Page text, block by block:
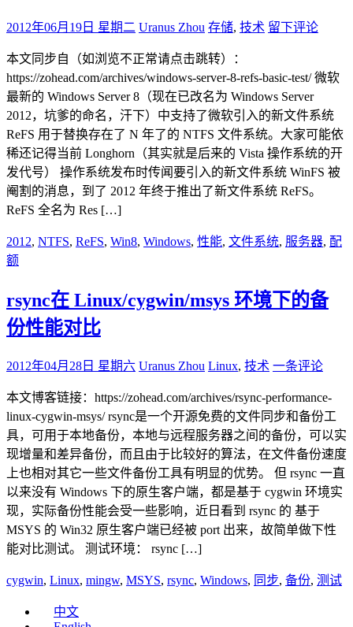
2012年06月19日 星期二 Uranus Zhou 存储, 技术 留下评论
本文同步自（如浏览不正常请点击跳转）：
https://zohead.com/archives/windows-server-8-refs-basic-test/ 微软
最新的 Windows Server 8（现在已改名为 Windows Server
2012，坑爹的命名，汗下）中支持了微软引入的新文件系统
ReFS 用于替换存在了 N 年了的 NTFS 文件系统。大家可能依
稀还记得当前 Longhorn（其实就是后来的 Vista 操作系统的开
发代号） 操作系统发布时传闻要引入的新文件系统 WinFS 被
阉割的消息，到了 2012 年终于推出了新文件系统 ReFS。
ReFS 全名为 Res […]
2012, NTFS, ReFS, Win8, Windows, 性能, 文件系统, 服务器, 配
额
rsync在 Linux/cygwin/msys 环境下的备
份性能对比
2012年04月28日 星期六 Uranus Zhou Linux, 技术 一条评论
本文博客链接：https://zohead.com/archives/rsync-performance-
linux-cygwin-msys/ rsync是一个开源免费的文件同步和备份工
具，可用于本地备份，本地与远程服务器之间的备份，可以实
现增量和差异备份，而且由于比较好的算法，在文件备份速度
上也相对其它一些文件备份工具有明显的优势。 但 rsync 一直
以来没有 Windows 下的原生客户端，都是基于 cygwin 环境实
现，实际备份性能会受一些影响，近日看到 rsync 的 基于
MSYS 的 Win32 原生客户端已经被 port 出来，故简单做下性
能对比测试。 测试环境： rsync […]
cygwin, Linux, mingw, MSYS, rsync, Windows, 同步, 备份, 测试
中文